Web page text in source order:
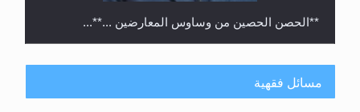
**الحصن الحصين من وساوس المعارضين ...**...
مسائل فقهية